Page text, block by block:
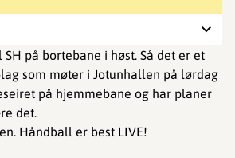
på bortebane i høst. Så det er et
som møter i Jotunhallen på lørdag
på hjemmebane og har planer
det.
Håndball er best LIVE!